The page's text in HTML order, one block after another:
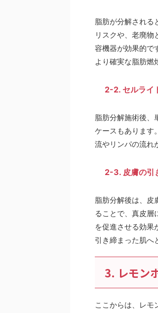
脂肪が分解される
リスクや、老廃
容機器が効果的で
より確実な脂肪燃
2-2. セルライ
脂肪分解施術後、
ケースもあります
流やリンパの流れ
2-3. 皮膚の引
脂肪分解後は、皮
ることで、真皮層
を促進させる効果
引き締まった肌へ
3. レモン
ここからは、レモ